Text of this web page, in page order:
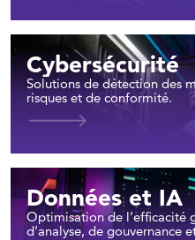
Cybersécurité
Solutions de détection des
risques et de conformité.
Données et IA
Optimisation de l’efficacité
d’analyse, de gouvernance